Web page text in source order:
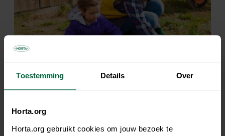
Toestemming Details Over
Horta.org
Horta.org gebruikt cookies om jouw bezoek te
Haal de lente in huis